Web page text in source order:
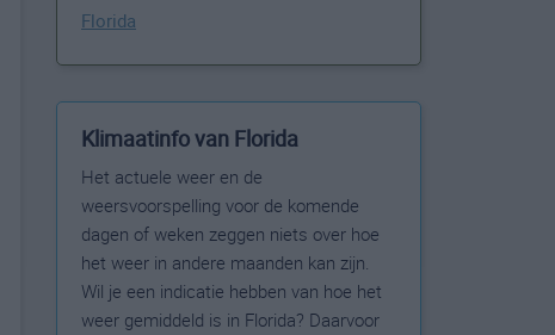
Florida
Klimaatinfo van Florida
Het actuele weer en de
weersvoorspelling voor de komende
dagen of weken zeggen niets over hoe
het weer in andere maanden kan zijn.
Wil je een indicatie hebben van hoe het
weer gemiddeld is in Florida? Daarvoor